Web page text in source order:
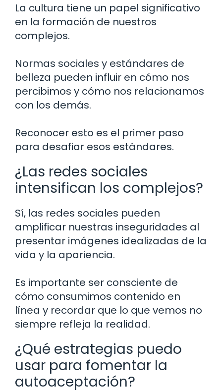
La cultura tiene un papel significativo
en la formación de nuestros
complejos.
Normas sociales y estándares de
belleza pueden influir en cómo nos
percibimos y cómo nos relacionamos
con los demás.
Reconocer esto es el primer paso
para desafiar esos estándares.
¿Las redes sociales
intensifican los complejos?
Sí, las redes sociales pueden
amplificar nuestras inseguridades al
presentar imágenes idealizadas de la
vida y la apariencia.
Es importante ser consciente de
cómo consumimos contenido en
línea y recordar que lo que vemos no
siempre refleja la realidad.
¿Qué estrategias puedo
usar para fomentar la
autoaceptación?